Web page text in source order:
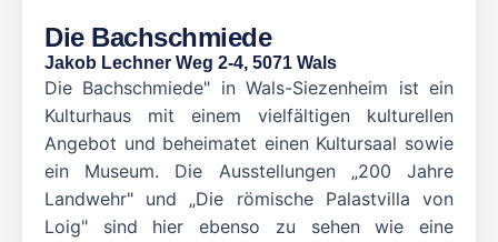
Die Bachschmiede
Jakob Lechner Weg 2-4, 5071 Wals
Die Bachschmiede" in Wals-Siezenheim ist ein
Kulturhaus mit einem vielfältigen kulturellen
Angebot und beheimatet einen Kultursaal sowie
ein Museum. Die Ausstellungen „200 Jahre
Landwehr" und „Die römische Palastvilla von
Loig" sind hier ebenso zu sehen wie eine